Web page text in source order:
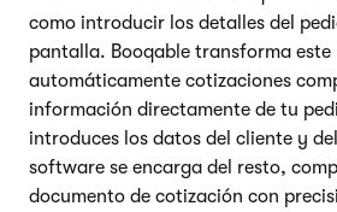
como introducir los detalles del
pantalla. Booqable transforma este
automáticamente cotizaciones
información directamente de tu
introduces los datos del cliente y
software se encarga del resto,
documento de cotización con